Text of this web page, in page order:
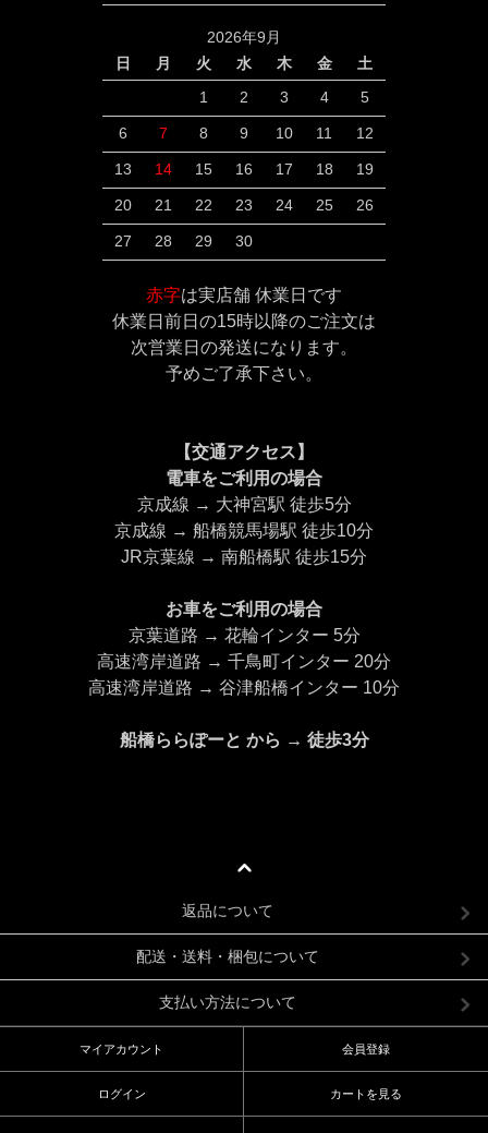
2026年9月
日
月 火 水 木 金 土
1 2 3 4 5
6 7 8 9 10 11 12
13 14 15 16 17 18 19
20 21 22 23 24 25 26
27 28 29 30
赤字は実店舗 休業日です
休業日前日の15時以降のご注文は
次営業日の発送になります。
予めご了承下さい。
【交通アクセス】
電車をご利用の場合
京成線 → 大神宮駅 徒歩5分
京成線 → 船橋競馬場駅 徒歩10分
JR京葉線 → 南船橋駅 徒歩15分
お車をご利用の場合
京葉道路 → 花輪インター 5分
高速湾岸道路 → 千鳥町インター 20分
高速湾岸道路 → 谷津船橋インター 10分
船橋ららぽーと から → 徒歩3分
返品について
配送・送料・梱包について
支払い方法について
マイアカウント 会員登録
ログイン カートを見る